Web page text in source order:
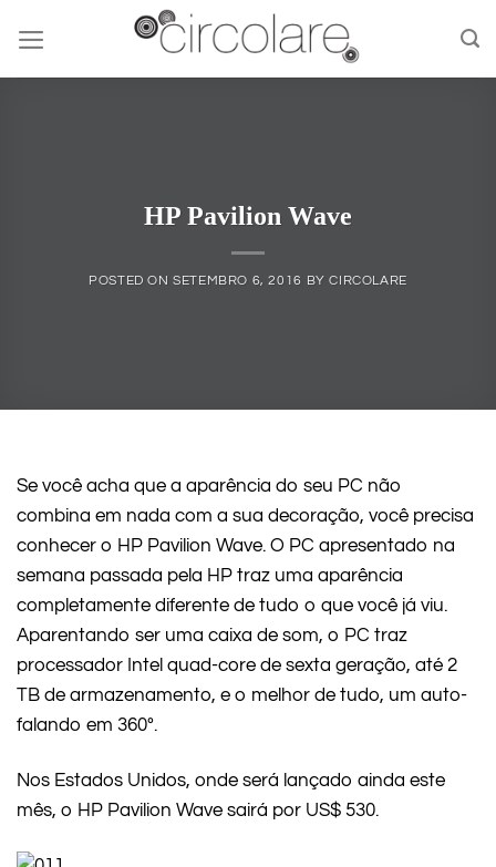
content
HP Pavilion Wave
POSTED ONSETEMBRO 6, 2016 BYCIRCOLARE
Se você acha que a aparência do seu PC não
combina em nada com a sua decoração, você precisa
conhecer o HP Pavilion Wave. O PC apresentado na
semana passada pela HP traz uma aparência
completamente diferente de tudo o que você já viu.
Aparentando ser uma caixa de som, o PC traz
processador Intel quad-core de sexta geração, até 2
TB de armazenamento, e o melhor de tudo, um auto-
falando em 360º.
Nos Estados Unidos, onde será lançado ainda este
mês, o HP Pavilion Wave sairá por US$ 530.